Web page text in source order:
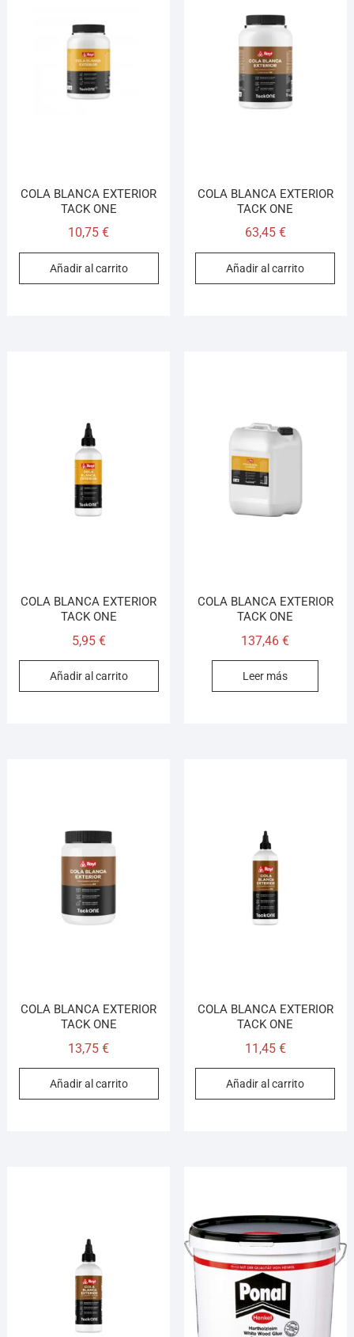
COLA BLANCA EXTERIOR
TACK ONE
10,75€
Añadir al carrito
COLA BLANCA EXTERIOR
TACK ONE
63,45 €
Añadir al carrito
COLA BLANCA EXTERIOR
TACK ONE
5,95 €
Añadir al carrito
COLA BLANCA EXTERIOR
TACK ONE
137,46€
Leer más
COLA BLANCA EXTERIOR
TACK ONE
13,75€
Añadir al carrito
COLA BLANCA EXTERIOR
TACK ONE
11,45 €
Añadir al carrito